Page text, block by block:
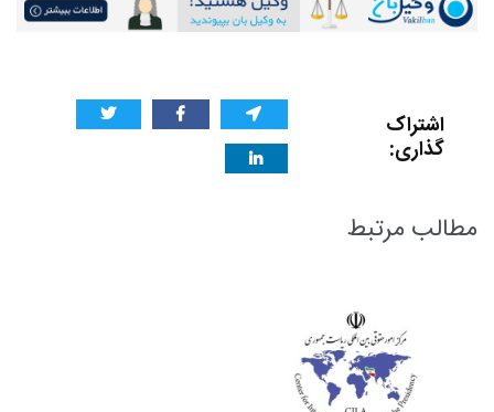
اشتراک
گذاری:
مطالب مرتبط